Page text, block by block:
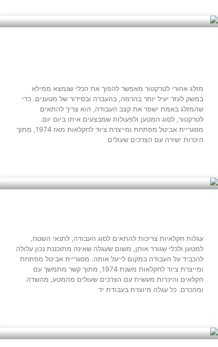
מזלג אחורי לטרקטור מאפשר להפוך את הכלי שנמצא ממילא
במשק לעזר יעיל יותר בהרמה, בהעברה ובסידור של מטענים. כדי
שהמזלג באמת ישפר את קצב העבודה, הוא צריך להתאים
לטרקטור, לסוג המטען ולפעולות שמבצעים איתו ביום יום.
מסגריית אביטל מפתחת ומייצרת ציוד לחקלאות מאז 1974, מתוך
היכרות ישירה עם הצרכים שעולים
עגלות חקלאיות צריכות להתאים לסוג העבודה, לתנאי השטח,
למטען ולכלי שגורר אותן, משום שעגלה שאינה מתוכננת נכון עלולה
להכביד על העבודה במקום לייעל אותה. מסגריית אביטל מפתחת
ומייצרת ציוד לחקלאות משנת 1974, מתוך קשר מתמשך עם
חקלאים והיכרות מעשית עם הצרכים שעולים מהמטע, מהשדה
ומהכרם. כל עגלה מיוצרת בעבודת יד